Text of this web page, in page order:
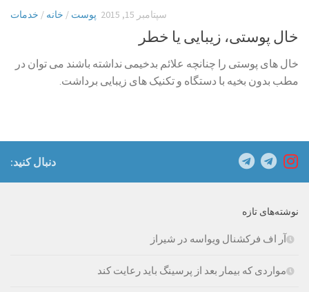
پوست / خانه / خدمات سپتامبر 15, 2015
خال پوستی، زیبایی یا خطر
خال های پوستی را چنانچه علائم بدخیمی نداشته باشند می توان در
مطب بدون بخیه با دستگاه و تکنیک های زیبایی برداشت.
دنبال کنید:
نوشته‌های تازه
آر اف فرکشنال ویواسه در شیراز
مواردی که بیمار بعد از پرسینگ باید رعایت کند